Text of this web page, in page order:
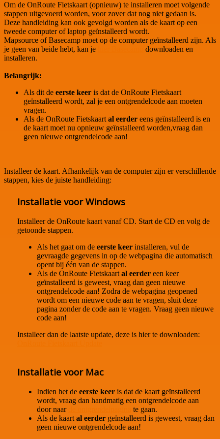
Om de OnRoute Fietskaart (opnieuw) te installeren moet volgende
stappen uitgevoerd worden, voor zover dat nog niet gedaan is.
Deze handleiding kan ook gevolgd worden als de kaart op een
tweede computer of laptop geïnstalleerd wordt.
Mapsource of Basecamp moet op de computer geïnstalleerd zijn. Als
je geen van beide hebt, kan je
downloaden en
installeren.
Belangrijk:
Als dit de eerste keer is dat de OnRoute Fietskaart
geïnstalleerd wordt, zal je een ontgrendelcode aan moeten
vragen.
Als de OnRoute Fietskaart al eerder eens geïnstalleerd is en
de kaart moet nu opnieuw geïnstalleerd worden,vraag dan
geen nieuwe ontgrendelcode aan!
Installeer de kaart. Afhankelijk van de computer zijn er verschillende
stappen, kies de juiste handleiding:
Installatie voor Windows
Installeer de OnRoute kaart vanaf CD. Start de CD en volg de
getoonde stappen.
Als het gaat om de eerste keer installeren, vul de
gevraagde gegevens in op de webpagina die automatisch
opent bij één van de stappen.
Als de OnRoute Fietskaart al eerder een keer
geïnstalleerd is geweest, vraag dan geen nieuwe
ontgrendelcode aan! Zodra de webpagina geopened
wordt om een nieuwe code aan te vragen, sluit deze
pagina zonder de code aan te vragen. Vraag geen nieuwe
code aan!
Installeer dan de laatste update, deze is hier te downloaden:
Installatie voor Mac
Indien het de eerste keer is dat de kaart geïnstalleerd
wordt, vraag dan handmatig een ontgrendelcode aan
door naar
te gaan.
Als de kaart al eerder geïnstalleerd is geweest, vraag dan
geen nieuwe ontgrendelcode aan!